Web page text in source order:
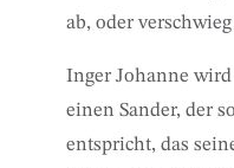
ab, oder verschwieg
Inger Johanne
einen Sander, der
entspricht, das